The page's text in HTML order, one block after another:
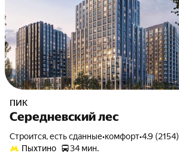
ПИК
Середневский лес
Строится, есть сданные•комфорт•4.9 (2154)
Пыхтино
34 мин.